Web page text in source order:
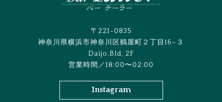
〒221-0835
神奈川県横浜市神奈川区鶴屋町２丁目16−３
Daijo.Bld, 2F
営業時間／18:00〜02:00
Instagram